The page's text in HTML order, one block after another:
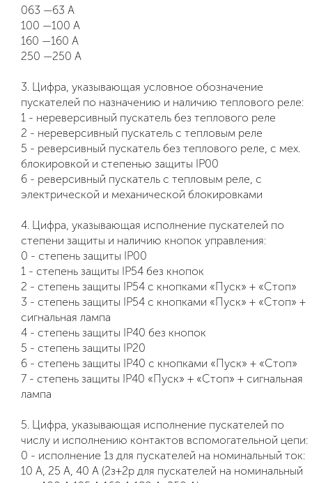
063 —63 А
100 —100 А
160 —160 А
250 —250 А
3. Цифра, указывающая условное обозначение
пускателей по назначению и наличию теплового реле:
1 - нереверсивный пускатель без теплового реле
2 - нереверсивный пускатель с тепловым реле
5 - реверсивный пускатель без теплового реле, с мех.
блокировкой и степенью защиты IP00
6 - реверсивный пускатель с тепловым реле, с
электрической и механической блокировками
4. Цифра, указывающая исполнение пускателей по
степени защиты и наличию кнопок управления:
0 - степень защиты IP00
1 - степень защиты IP54 без кнопок
2 - степень защиты IP54 с кнопками «Пуск» + «Стоп»
3 - степень защиты IP54 с кнопками «Пуск» + «Стоп» +
сигнальная лампа
4 - степень защиты IP40 без кнопок
5 - степень защиты IP20
6 - степень защиты IP40 с кнопками «Пуск» + «Стоп»
7 - степень защиты IP40 «Пуск» + «Стоп» + сигнальная
лампа
5. Цифра, указывающая исполнение пускателей по
числу и исполнению контактов вспомогательной цепи:
0 - исполнение 1з для пускателей на номинальный ток:
10 А, 25 А, 40 А (2з+2р для пускателей на номинальный